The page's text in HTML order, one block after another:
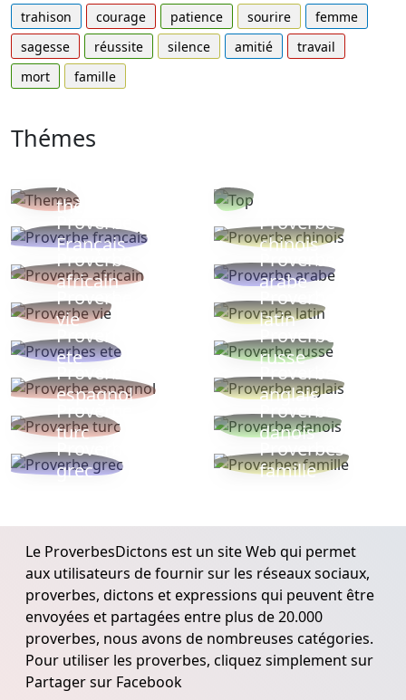
trahison
courage patience sourire
femme
sagesse
réussite silence amitié
travail
mort
famille
Thémes
Autres
thèmes
Proverbe
Français
Proverbe
chinois
Proverbe
africain
Proverbe
arabe
Proverbe
vie
Proverbe
latin
Proverbes
ete
Proverbe
russe
Proverbe
espagnol
Proverbe
anglais
Proverbe
turc
Proverbe
danois
Proverbe
grec
Proverbes
famille
Le ProverbesDictons est un site Web qui permet
aux utilisateurs de fournir sur les réseaux sociaux,
proverbes, dictons et expressions qui peuvent être
envoyées et partagées entre plus de 20.000
proverbes, nous avons de nombreuses catégories.
Pour utiliser les proverbes, cliquez simplement sur
Partager sur Facebook